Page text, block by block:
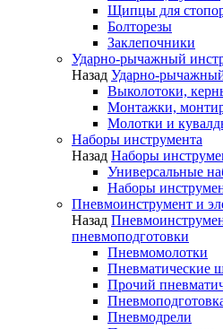
Щипцы для
Болторезы
Заклепочники
Ударно-рычажный
Назад Ударно-
Выколотоки,
Монтажки,
Молотки и
Наборы инструмента
Назад Наборы
Универсальные
Наборы
Пневмоинструмент и
Назад
пневмоподготовки
Пневмомолотки
Пневматические
Прочий
Пневмодрели